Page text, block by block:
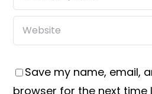
Save my name, email,
browser for the next time